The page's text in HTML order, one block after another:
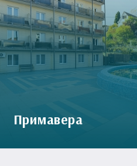
Примавера